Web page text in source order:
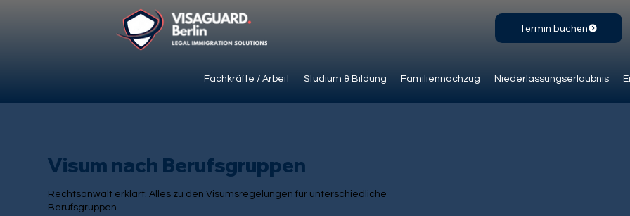
Fachkräfte / Arbeit Studium & Bildung Familiennachzug Niederlassungserlaubnis
Termin buchen
Visum nach Berufsgruppen
Rechtsanwalt erklärt: Alles zu den Visumsregelungen für unterschiedliche
Berufsgruppen.